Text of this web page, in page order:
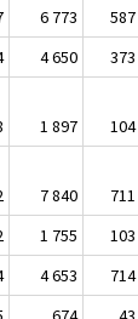
6 773 587
4 650 373
1 897 104
7 840 711
1 755 103
4 653 714